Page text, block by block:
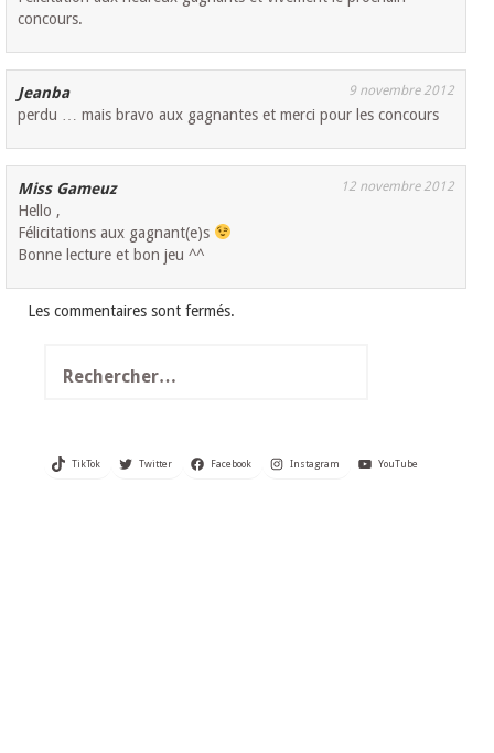
concours.
Jeanba 9 novembre 2012
perdu … mais bravo aux gagnantes et merci pour les concours
Miss Gameuz 12 novembre 2012
Hello ,
Félicitations aux gagnant(e)s
Bonne lecture et bon jeu ^^
Les commentaires sont fermés.
TikTok Twitter Facebook Instagram YouTube